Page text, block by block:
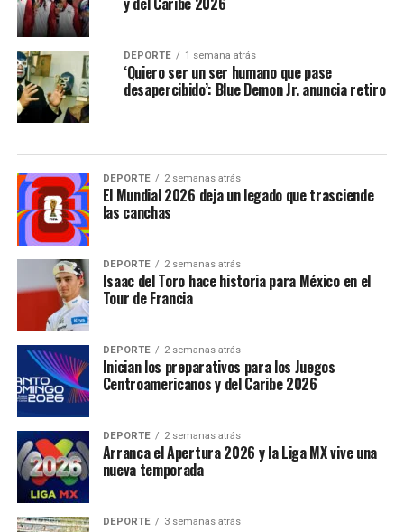
DEPORTE 1 semana atrás
‘Quiero ser un ser humano que pase
desapercibido’: Blue Demon Jr. anuncia retiro
DEPORTE 2 semanas atrás
El Mundial 2026 deja un legado que trasciende
las canchas
DEPORTE 2 semanas atrás
Isaac del Toro hace historia para México en el
Tour de Francia
DEPORTE 2 semanas atrás
Inician los preparativos para los Juegos
Centroamericanos y del Caribe 2026
DEPORTE 2 semanas atrás
Arranca el Apertura 2026 y la Liga MX vive una
nueva temporada
DEPORTE 3 semanas atrás